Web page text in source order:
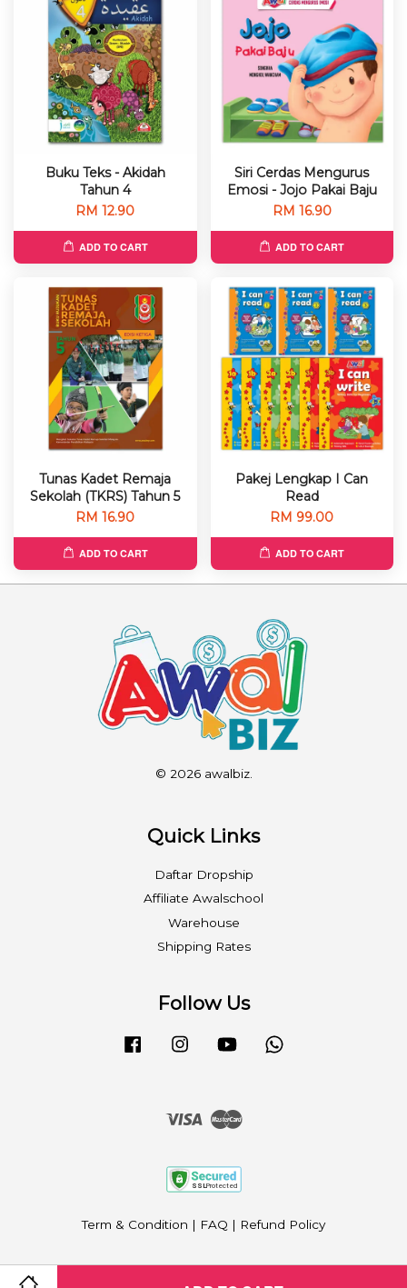
Buku Teks - Akidah
Tahun 4
RM 12.90
ADD TO CART
Siri Cerdas Mengurus
Emosi - Jojo Pakai Baju
RM 16.90
ADD TO CART
Tunas Kadet Remaja
Sekolah (TKRS) Tahun 5
RM 16.90
ADD TO CART
Pakej Lengkap I Can
Read
RM 99.00
ADD TO CART
© 2026 awalbiz.
Quick Links
Daftar Dropship
Affiliate Awalschool
Warehouse
Shipping Rates
Follow Us
FacebookInstagramYouTube
Visa Master
Term & Condition | FAQ | Refund Policy